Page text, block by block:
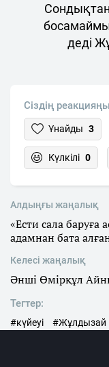
деді
Сіздің
Ұнайды 3
Күлкілі 0
Алдыңғы жаңалық
«Ести сала
адамнан бата
Келесі жаңалық
Әнші Өмірқұл
Тегтер:
#күйеуі #Жұлдызай